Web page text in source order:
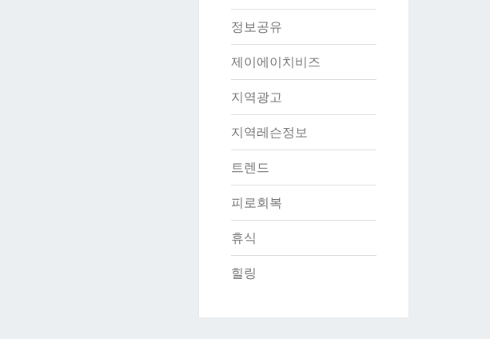
정보공유
제이에이치비즈
지역광고
지역레슨정보
트렌드
피로회복
휴식
힐링